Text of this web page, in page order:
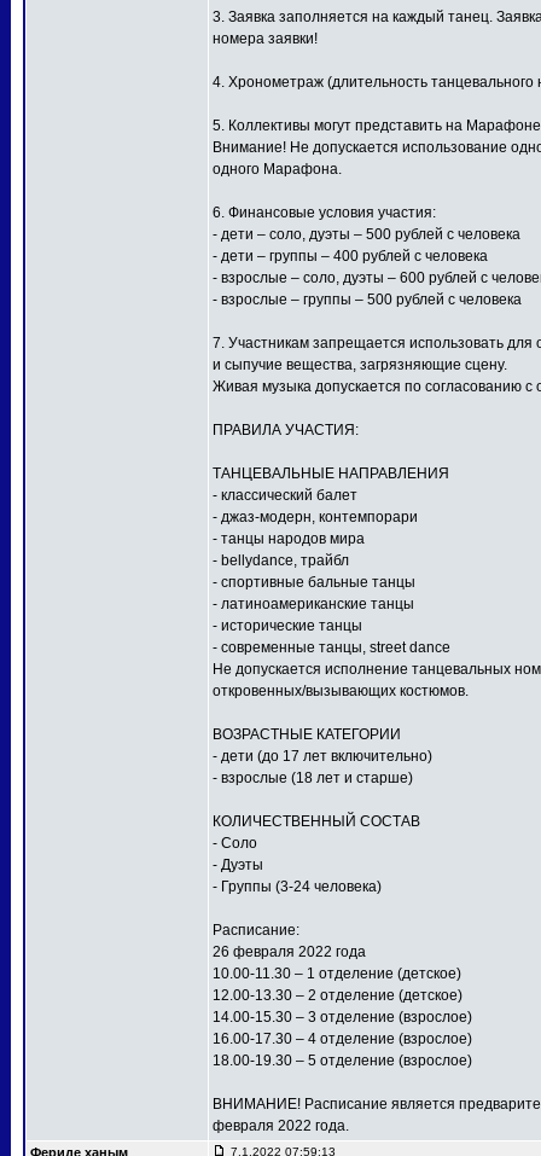
3. Заявка заполняется на каждый танец.
номера заявки!
4. Хронометраж (длительность танцевального
5. Коллективы могут представить на
Внимание! Не допускается использование
одного Марафона.
6. Финансовые условия участия:
- дети – соло, дуэты – 500 рублей с человека
- дети – группы – 400 рублей с человека
- взрослые – соло, дуэты – 600 рублей с
- взрослые – группы – 500 рублей с человека
7. Участникам запрещается использовать
и сыпучие вещества, загрязняющие сцену.
Живая музыка допускается по согласованию
ПРАВИЛА УЧАСТИЯ:
ТАНЦЕВАЛЬНЫЕ НАПРАВЛЕНИЯ
- классический балет
- джаз-модерн, контемпорари
- танцы народов мира
- bellydance, трайбл
- спортивные бальные танцы
- латиноамериканские танцы
- исторические танцы
- современные танцы, street dance
Не допускается исполнение танцевальных
откровенных/вызывающих костюмов.
ВОЗРАСТНЫЕ КАТЕГОРИИ
- дети (до 17 лет включительно)
- взрослые (18 лет и старше)
КОЛИЧЕСТВЕННЫЙ СОСТАВ
- Соло
- Дуэты
- Группы (3-24 человека)
Расписание:
26 февраля 2022 года
10.00-11.30 – 1 отделение (детское)
12.00-13.30 – 2 отделение (детское)
14.00-15.30 – 3 отделение (взрослое)
16.00-17.30 – 4 отделение (взрослое)
18.00-19.30 – 5 отделение (взрослое)
ВНИМАНИЕ! Расписание является
февраля 2022 года.
Фериде ханым 7.1.2022 07:59:13